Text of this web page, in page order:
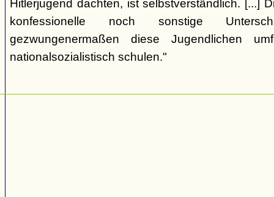
Hitlerjugend dachten, ist selbstverständlich. [...]
konfessionelle noch sonstige
gezwungenermaßen diese Jugendlichen
nationalsozialistisch schulen."